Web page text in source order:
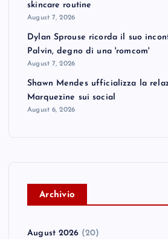
skincare routine
August 7, 2026
Dylan Sprouse ricorda il suo
Palvin, degno di una 'romcom'
August 7, 2026
Shawn Mendes ufficializza la
Marquezine sui social
August 6, 2026
Archivio
August 2026 (20)